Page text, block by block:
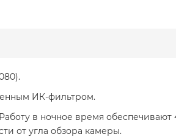
ИК-фильтром.
в ночное время обеспечивают
от угла обзора камеры.